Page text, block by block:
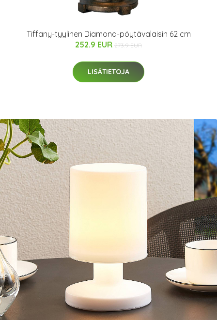
Tiffany-tyylinen Diamond-pöytävalaisin 62 cm
252.9 EUR 273.9 EUR
LISÄTIETOJA